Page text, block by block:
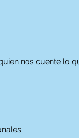
nos cuente lo